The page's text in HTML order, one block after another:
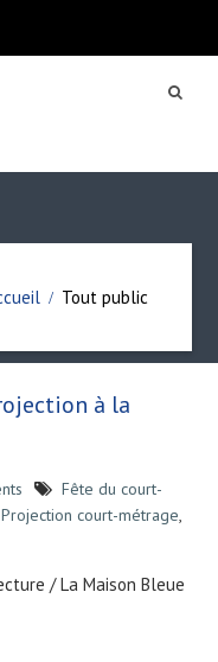
Tout public
à la
Fête du court-
Projection court-métrage,
/ La Maison Bleue